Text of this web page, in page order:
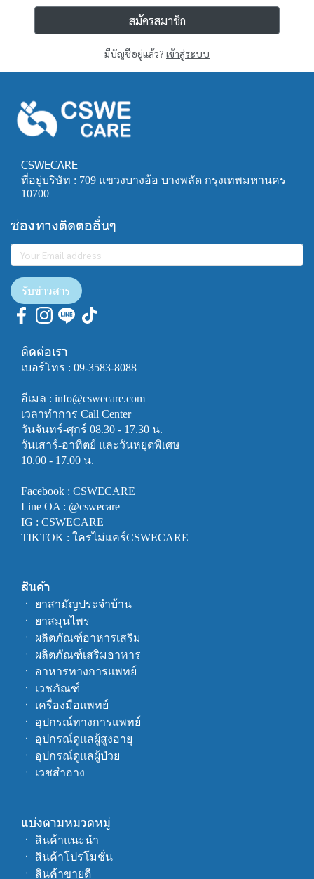
สมัครสมาชิก
มีบัญชีอยู่แล้ว? เข้าสู่ระบบ
CSWECARE
ที่อยู่บริษัท : 709 แขวงบางอ้อ บางพลัด กรุงเทพมหานคร
10700
ช่องทางติดต่ออื่นๆ
รับข่าวสาร
ติดต่อเรา
เบอร์โทร : 09-3583-8088
﻿อีเมล : info@cswecare.com
เวลาทำการ Call Center
วันจันทร์-ศุกร์ 08.30 - 17.30 น.
วันเสาร์-อาทิตย์ และวันหยุดพิเศษ
10.00 - 17.00 น.
﻿Facebook : CSWECARE
Line OA : @cswecare
IG : CSWECARE
TIKTOK : ใครไม่แคร์CSWECARE
สินค้า
ㆍ ยาสามัญประจำบ้าน
ㆍ ยาสมุนไพร
ㆍ ผลิตภัณฑ์อาหารเสริม
ㆍ ผลิตภัณฑ์เสริมอาหาร
ㆍ อาหารทางการแพทย์
ㆍ เวชภัณฑ์
ㆍ เครื่องมือแพทย์
ㆍ อุปกรณ์ทางการแพทย์
ㆍ อุปกรณ์ดูแลผู้สูงอายุ
ㆍ อุปกรณ์ดูแลผู้ป่วย
ㆍ
เวชสำอาง
แบ่งตามหมวดหมู่
ㆍ สินค้าแนะนำ
ㆍ สินค้าโปรโมชั่น
ㆍ สินค้าขายดี